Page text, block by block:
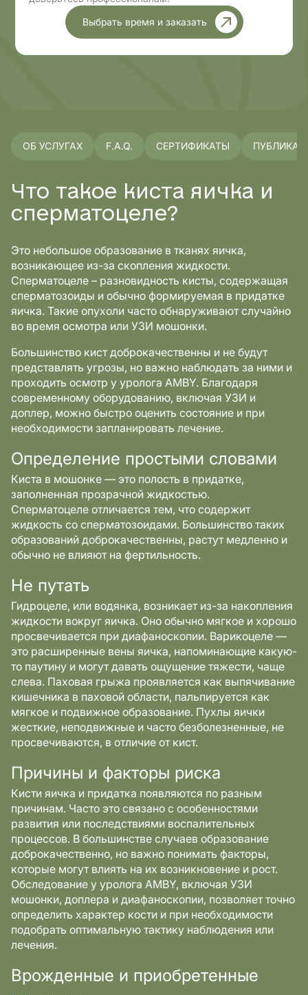
Выбрать время и заказать
ОБ УСЛУГАХ F.A.Q. СЕРТИФИКАТЫ
Что такое киста яичка и
сперматоцеле?
Это небольшое образование в тканях яичка,
возникающее из-за скопления жидкости.
Сперматоцеле – разновидность кисты, содержащая
сперматозоиды и обычно формируемая в придатке
яичка. Такие опухоли часто обнаруживают случайно
во время осмотра или УЗИ мошонки.
Большинство кист доброкачественны и не будут
представлять угрозы, но важно наблюдать за ними и
проходить осмотр у уролога AMBY. Благодаря
современному оборудованию, включая УЗИ и
доплер, можно быстро оценить состояние и при
необходимости запланировать лечение.
Определение простыми словами
Киста в мошонке — это полость в придатке,
заполненная прозрачной жидкостью.
Сперматоцеле отличается тем, что содержит
жидкость со сперматозоидами. Большинство таких
образований доброкачественны, растут медленно и
обычно не влияют на фертильность.
Не путать
Гидроцеле, или водянка, возникает из-за накопления
жидкости вокруг яичка. Оно обычно мягкое и хорошо
просвечивается при диафаноскопии. Варикоцеле —
это расширенные вены яичка, напоминающие какую-
то паутину и могут давать ощущение тяжести, чаще
слева. Паховая грыжа проявляется как выпячивание
кишечника в паховой области, пальпируется как
мягкое и подвижное образование. Пухлы яички
жесткие, неподвижные и часто безболезненные, не
просвечиваются, в отличие от кист.
Причины и факторы риска
Кисти яичка и придатка появляются по разным
причинам. Часто это связано с особенностями
развития или последствиями воспалительных
процессов. В большинстве случаев образование
доброкачественно, но важно понимать факторы,
которые могут влиять на их возникновение и рост.
Обследование у уролога AMBY, включая УЗИ
мошонки, доплера и диафаноскопии, позволяет точно
определить характер кости и при необходимости
подобрать оптимальную тактику наблюдения или
лечения.
Врожденные и приобретенные